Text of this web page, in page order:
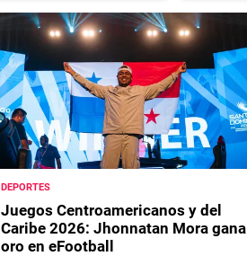
DEPORTES
Juegos Centroamericanos y del
Caribe 2026: Jhonnatan Mora gana
oro en eFootball